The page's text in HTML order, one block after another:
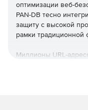
оптимизации веб-
PAN-DB тесно
защиту с высокой
рамки традиционной
Миллионы URL-